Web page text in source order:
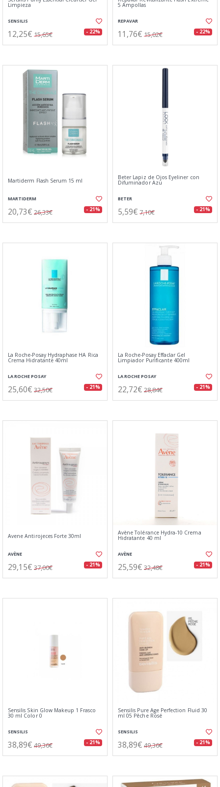
Limpieza
SENSILIS
12,25€ 15,65€ - 22%
5 Ampollas
REPAVAR
11,76€ 15,02€ - 22%
Martiderm Flash Serum 15 ml
MARTIDERM
20,73€ 26,33€ - 21%
Beter Lapiz de Ojos Eyeliner con
Difuminador Azu
BETER
5,59€ 7,10€ - 21%
La Roche-Posay Hydraphase HA Rica
Crema Hidratante 40ml
LA ROCHE POSAY
25,60€ 32,50€ - 21%
La Roche-Posay Effaclar Gel
Limpiador Purificante 400ml
LA ROCHE POSAY
22,72€ 28,84€ - 21%
Avene Antirojeces Forte 30ml
AVÈNE
29,15€ 37,00€ - 21%
Avène Tolérance Hydra-10 Crema
Hidratante 40 ml
AVÈNE
25,59€ 32,48€ - 21%
Sensilis Skin Glow Makeup 1 Frasco
30 ml Color 0
SENSILIS
38,89€ 49,36€ - 21%
Sensilis Pure Age Perfection Fluid 30
ml 05 Pêche Rosé
SENSILIS
38,89€ 49,36€ - 21%